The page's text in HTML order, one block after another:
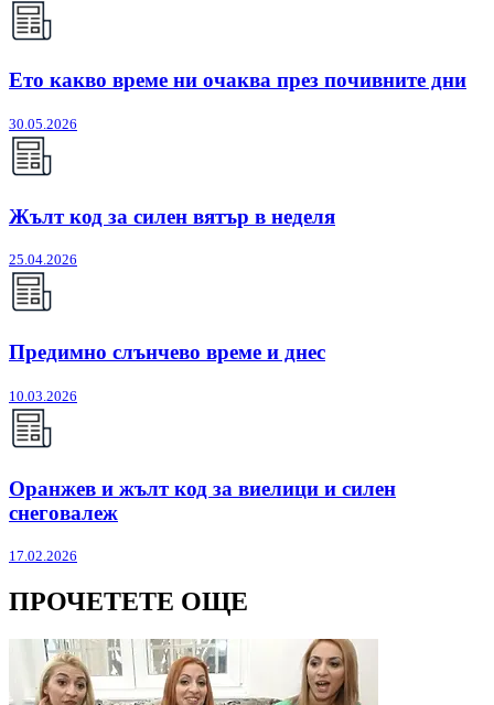
Ето какво време ни очаква през почивните дни
30.05.2026
Жълт код за силен вятър в неделя
25.04.2026
Предимно слънчево време и днес
10.03.2026
Оранжев и жълт код за виелици и силен
снеговалеж
17.02.2026
ПРОЧЕТЕТЕ ОЩЕ